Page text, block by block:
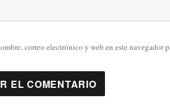
correo electrónico y web en este navegador